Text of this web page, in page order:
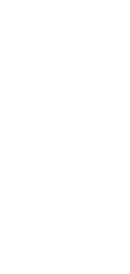
第1・3火曜